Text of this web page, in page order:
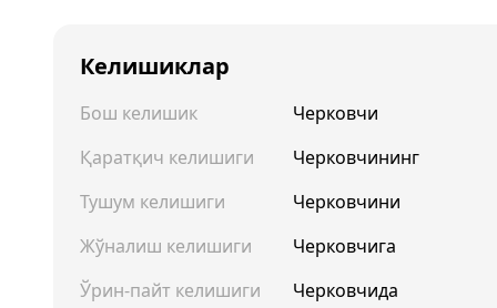
Келишиклар
Бош келишик
Черковчи
Қаратқич келишиги
Черковчининг
Тушум келишиги
Черковчини
Жўналиш келишиги
Черковчига
Ўрин-пайт келишиги
Черковчида